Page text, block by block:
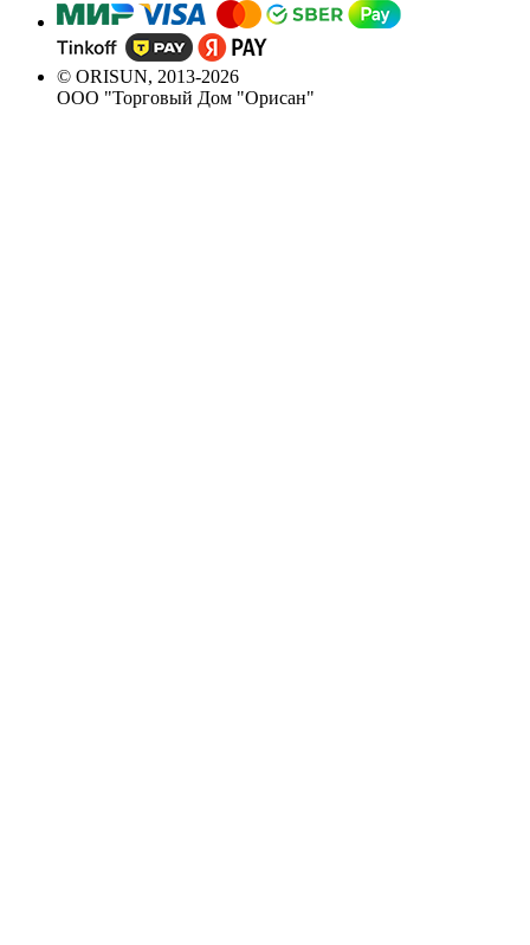
© ORISUN, 2013-2026
ООО "Торговый Дом "Орисан"